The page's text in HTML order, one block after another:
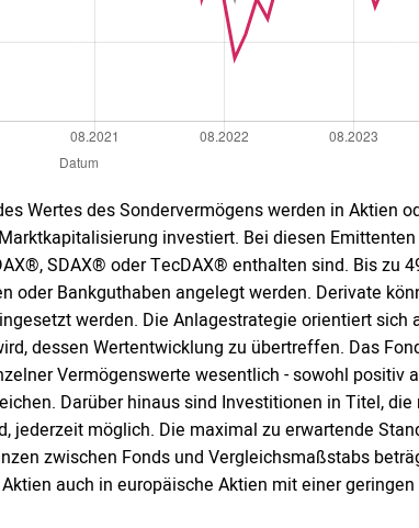
Wertes des Sondervermögens werden in Aktien
investiert. Bei diesen
SDAX® oder TecDAX® enthalten sind. Bis zu
oder Bankguthaben angelegt werden. Derivate
werden. Die Anlagestrategie orientiert sich
dessen Wertentwicklung zu übertreffen. Das
Vermögenswerte wesentlich - sowohl positiv
Darüber hinaus sind Investitionen in Titel,
jederzeit möglich. Die maximal zu erwartende
zwischen Fonds und Vergleichsmaßstabs
auch in europäische Aktien mit einer